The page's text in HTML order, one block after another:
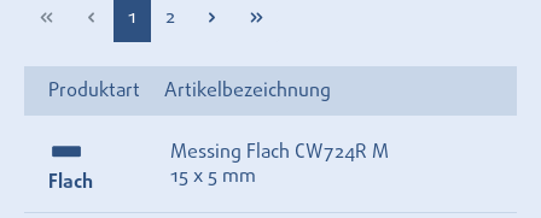
Seite
1 Seite
2
Produktart Artikelbezeichnung
Flach
Messing Flach CW724R M
15 x 5 mm